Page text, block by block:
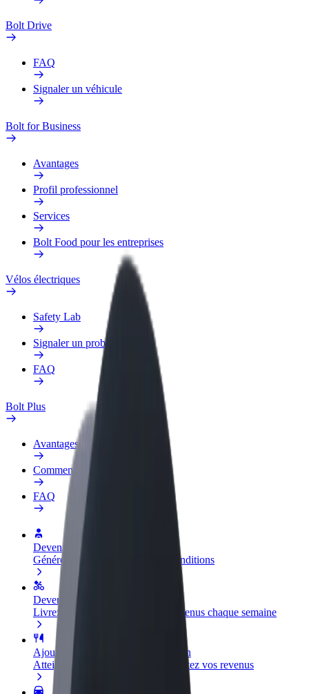
Bolt Drive
FAQ
Signaler un véhicule
Bolt for Business
Avantages
Profil professionnel
Services
Bolt Food pour les entreprises
Vélos électriques
Safety Lab
Signaler un problème
FAQ
Bolt Plus
Avantages
Comment s'inscrire
FAQ
Devenir partenaire chauffeur
Générez des revenus selon vos conditions
Devenir livreur
Livrez des repas et générez des revenus chaque semaine
Ajouter un restaurant ou un magasin
Atteignez plus de clients et augmentez vos revenus